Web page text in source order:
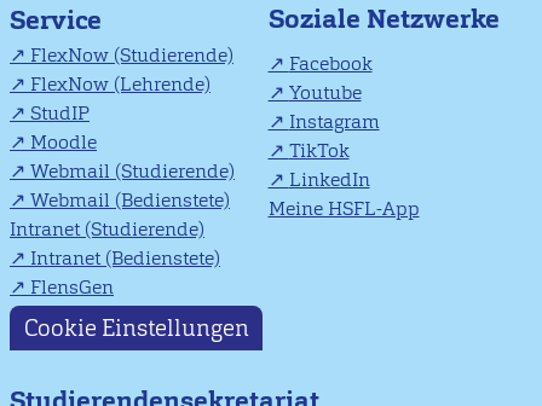
Service
FlexNow (Studierende)
FlexNow (Lehrende)
StudIP
Moodle
Webmail (Studierende)
Webmail (Bedienstete)
Intranet (Studierende)
Intranet (Bedienstete)
FlensGen
Soziale Netzwerke
Facebook
Youtube
Instagram
TikTok
LinkedIn
Meine HSFL-App
Cookie Einstellungen